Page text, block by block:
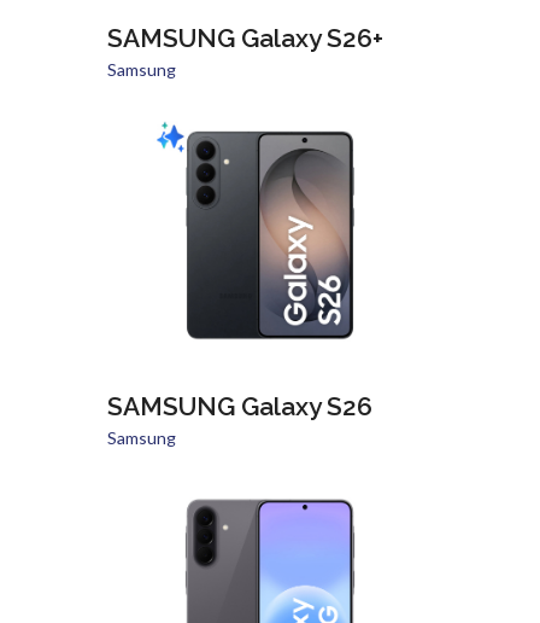
SAMSUNG Galaxy S26+
Samsung
SAMSUNG Galaxy S26
Samsung